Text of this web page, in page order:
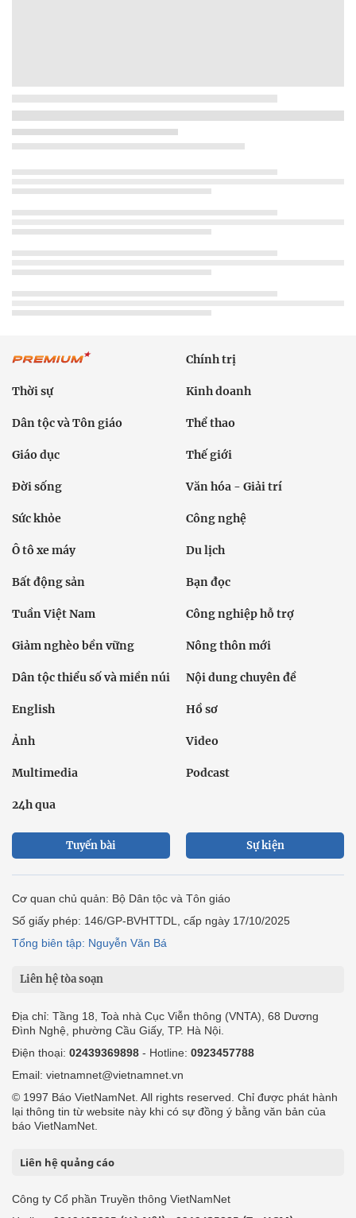
Chính trị
Thời sự Kinh doanh
Dân tộc và Tôn giáo Thể thao
Giáo dục Thế giới
Đời sống Văn hóa - Giải trí
Sức khỏe Công nghệ
Ô tô xe máy Du lịch
Bất động sản Bạn đọc
Tuần Việt Nam Công nghiệp hỗ trợ
Giảm nghèo bền vững Nông thôn mới
Dân tộc thiểu số và miền núi Nội dung chuyên đề
English Hồ sơ
Ảnh Video
Multimedia Podcast
24h qua
Tuyến bài Sự kiện
Cơ quan chủ quản: Bộ Dân tộc và Tôn giáo
Số giấy phép: 146/GP-BVHTTDL, cấp ngày 17/10/2025
Tổng biên tập: Nguyễn Văn Bá
Liên hệ tòa soạn
Địa chỉ: Tầng 18, Toà nhà Cục Viễn thông (VNTA), 68 Dương
Đình Nghệ, phường Cầu Giấy, TP. Hà Nội.
Điện thoại: 02439369898 - Hotline: 0923457788
Email: vietnamnet@vietnamnet.vn
© 1997 Báo VietNamNet. All rights reserved. Chỉ được phát hành
lại thông tin từ website này khi có sự đồng ý bằng văn bản của
báo VietNamNet.
Liên hệ quảng cáo
Công ty Cổ phần Truyền thông VietNamNet